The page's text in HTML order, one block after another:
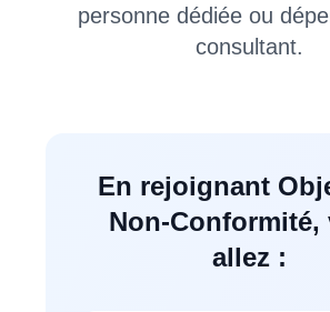
personne dédiée ou
consultant.
En rejoignant
Non-Conformité,
allez :